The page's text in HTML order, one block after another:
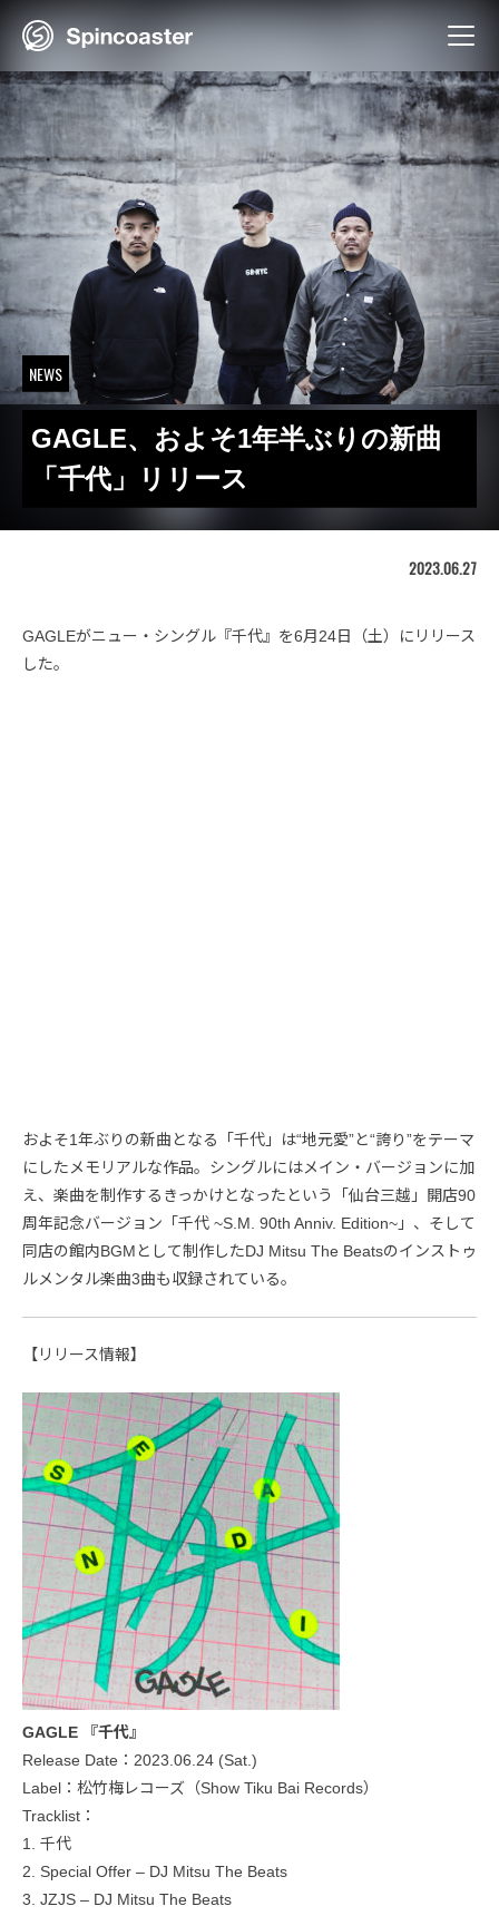
NEWS
GAGLE、およそ1年半ぶりの新曲
「千代」リリース
2023.06.27
GAGLEがニュー・シングル『千代』を6月24日（土）にリリース
した。
およそ1年ぶりの新曲となる「千代」は“地元愛”と“誇り”をテーマ
にしたメモリアルな作品。シングルにはメイン・バージョンに加
え、楽曲を制作するきっかけとなったという「仙台三越」開店90
周年記念バージョン「千代 ~S.M. 90th Anniv. Edition~」、そして
同店の館内BGMとして制作したDJ Mitsu The Beatsのインストゥ
ルメンタル楽曲3曲も収録されている。
【リリース情報】
GAGLE 『千代』
Release Date：2023.06.24 (Sat.)
Label：松竹梅レコーズ（Show Tiku Bai Records）
Tracklist：
1. 千代
2. Special Offer – DJ Mitsu The Beats
3. JZJS – DJ Mitsu The Beats